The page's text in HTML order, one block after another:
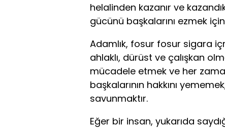
helalinden kazanır ve
gücünü başkalarını ezmek
Adamlık, fosur fosur sigara
ahlaklı, dürüst ve çalışkan
mücadele etmek ve her
başkalarının hakkını
savunmaktır.
Eğer bir insan, yukarıda